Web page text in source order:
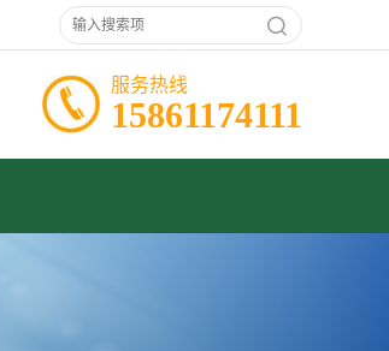
服务热线
15861174111